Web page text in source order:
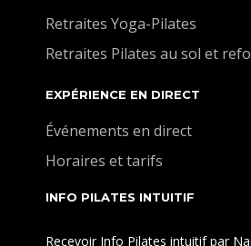
Retraites Yoga-Pilates
Retraites Pilates au sol et
EXPÉRIENCE EN DIRECT
Événements en direct
Horaires et tarifs
INFO PILATES INTUITIF
Recevoir Info Pilates intuitif par